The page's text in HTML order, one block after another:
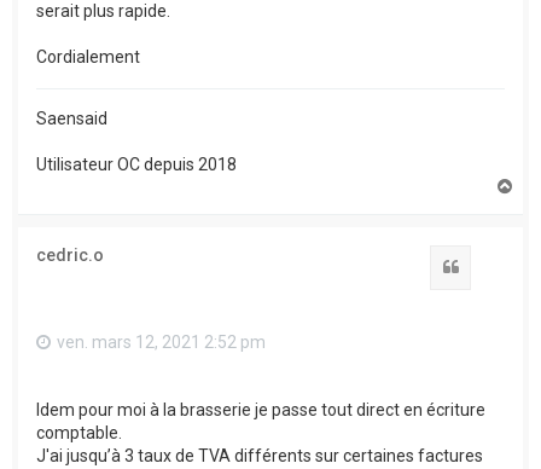
serait plus rapide.
Cordialement
Saensaid
Utilisateur OC depuis 2018
cedric.o
ven. mars 12, 2021 2:52 pm
Idem pour moi à la brasserie je passe tout direct en écriture
comptable.
J'ai jusqu’à 3 taux de TVA différents sur certaines factures